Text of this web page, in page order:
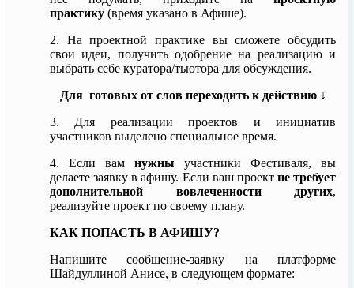
практику (время указано в Афише).
2. На проектной практике вы сможете обсудить
свои идеи, получить одобрение на реализацию и
выбрать себе куратора/тьютора для обсуждения.
Для готовых от слов переходить к действию ↓
3.
Для реализации проектов и инициатив
участников выделено специальное время.
4. Если вам нужны участники Фестиваля, вы
делаете заявку в афишу. Если ваш проект не требует
дополнительной вовлеченности других,
реализуйте проект по своему плану.
КАК ПОПАСТЬ В АФИШУ?
Напишите сообщение-заявку на платформе
Шайдуллиной Анисе, в следующем формате: